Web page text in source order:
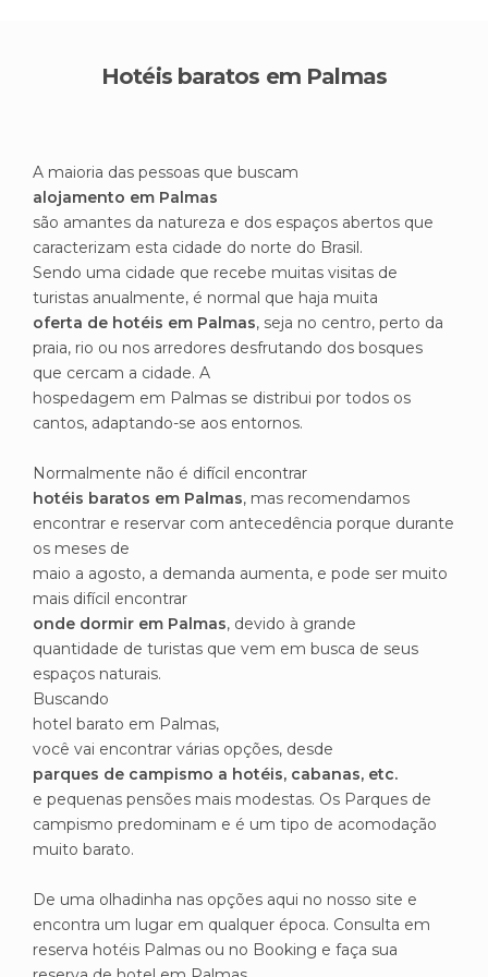
Hotéis baratos em Palmas
A maioria das pessoas que buscam
alojamento em Palmas
são amantes da natureza e dos espaços abertos que
caracterizam esta cidade do norte do Brasil.
Sendo uma cidade que recebe muitas visitas de
turistas anualmente, é normal que haja muita
oferta de hotéis em Palmas, seja no centro, perto da
praia, rio ou nos arredores desfrutando dos bosques
que cercam a cidade. A
hospedagem em Palmas se distribui por todos os
cantos, adaptando-se aos entornos.
Normalmente não é difícil encontrar
hotéis baratos em Palmas, mas recomendamos
encontrar e reservar com antecedência porque durante
os meses de
maio a agosto, a demanda aumenta, e pode ser muito
mais difícil encontrar
onde dormir em Palmas, devido à grande
quantidade de turistas que vem em busca de seus
espaços naturais.
Buscando
hotel barato em Palmas,
você vai encontrar várias opções, desde
parques de campismo a hotéis, cabanas, etc.
e pequenas pensões mais modestas. Os Parques de
campismo predominam e é um tipo de acomodação
muito barato.
De uma olhadinha nas opções aqui no nosso site e
encontra um lugar em qualquer época. Consulta em
reserva hotéis Palmas ou no Booking e faça sua